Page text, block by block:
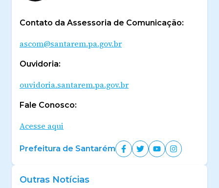
Contato da Assessoria de Comunicação:
ascom@santarem.pa.gov.br
Ouvidoria:
ouvidoria.santarem.pa.gov.br
Fale Conosco:
Acesse aqui
Prefeitura de Santarém
Outras Notícias